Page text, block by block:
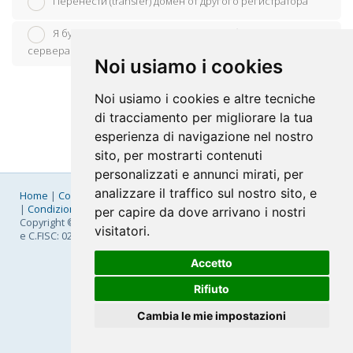
Noi usiamo i cookies
Noi usiamo i cookies e altre tecniche
di tracciamento per migliorare la tua
esperienza di navigazione nel nostro
sito, per mostrarti contenuti
personalizzati e annunci mirati, per
analizzare il traffico sul nostro sito, e
per capire da dove arrivano i nostri
visitatori.
Accetto
Rifiuto
Cambia le mie impostazioni
Я буду использовать свой домен и обновлю его name-
сервера
Home | Company|Listino Prezzi|Pagamenti |SLA|Privacy
| Condizioni Generali|Fatturazione Elettronica|Mappa
Copyright © 2026 FastNom Planetel S.p.A. - Divisione .Cloud - P.IVA
e C.FISC: 02831630161